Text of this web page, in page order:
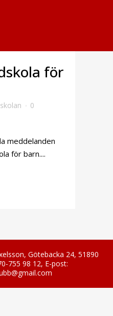
för
0
meddelanden
för barn....
Götebacka 24, 51890
755 98 12, E-post: